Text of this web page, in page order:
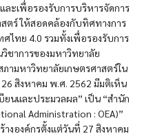
ะเพื่อรองรับการบริหารจัดการ
สตร์ ให้สอดคล้องกับทิศทางการ
ไทย 4.0 รวมทั้งเพื่อรองรับการ
ชาการของมหาวิทยาลัย
ามหาวิทยาลัยเกษตรศาสตร์ใน
สิงหาคม พ.ศ. 2562 มีมติเห็น
นและประมวลผล” เป็น “สำนัก
Administration : OEA)”
งองค์กรตั้งแต่วันที่ 27 สิงหาคม